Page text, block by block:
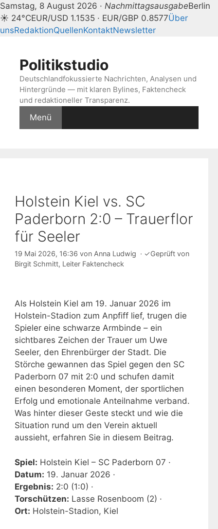
Samstag, 8 August 2026 · NachmittagsausgabeBerlin
☀ 24°CEUR/USD 1.1535 · EUR/GBP 0.8577Über
unsRedaktionQuellenKontaktNewsletter
springenPolitikstudio
Deutschlandfokussierte Nachrichten, Analysen und
Hintergründe — mit klaren Bylines, Faktencheck
und redaktioneller Transparenz.
Menü
Holstein Kiel vs. SC
Paderborn 2:0 – Trauerflor
für Seeler
19 Mai 2026, 16:36 von Anna Ludwig · ✓Geprüft von
Birgit Schmitt, Leiter Faktencheck
Als Holstein Kiel am 19. Januar 2026 im
Holstein-Stadion zum Anpfiff lief, trugen die
Spieler eine schwarze Armbinde – ein
sichtbares Zeichen der Trauer um Uwe
Seeler, den Ehrenbürger der Stadt. Die
Störche gewannen das Spiel gegen den SC
Paderborn 07 mit 2:0 und schufen damit
einen besonderen Moment, der sportlichen
Erfolg und emotionale Anteilnahme verband.
Was hinter dieser Geste steckt und wie die
Situation rund um den Verein aktuell
aussieht, erfahren Sie in diesem Beitrag.
Spiel: Holstein Kiel – SC Paderborn 07 ·
Datum: 19. Januar 2026 ·
Ergebnis: 2:0 (1:0) ·
Torschützen: Lasse Rosenboom (2) ·
Ort: Holstein-Stadion, Kiel